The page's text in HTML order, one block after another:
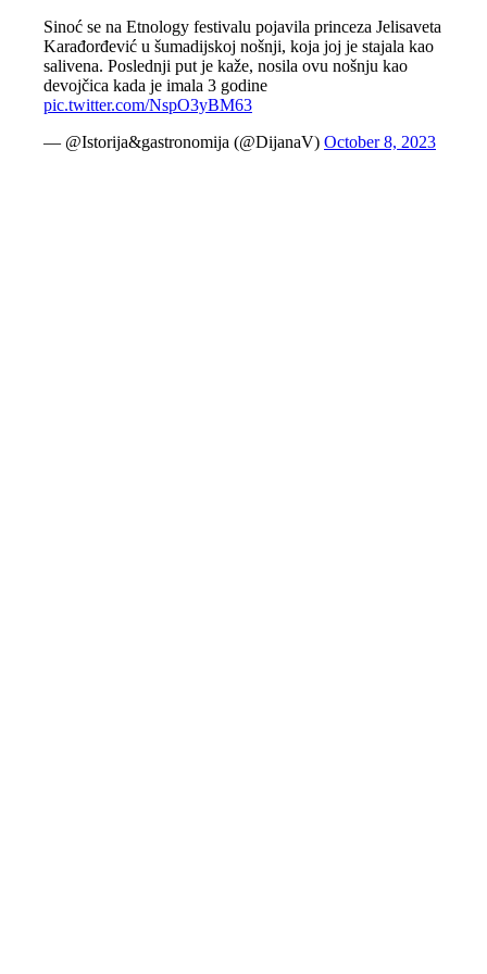
Sinoć se na Etnology festivalu pojavila princeza Jelisaveta
Karađorđević u šumadijskoj nošnji, koja joj je stajala kao
salivena. Poslednji put je kaže, nosila ovu nošnju kao
devojčica kada je imala 3 godine
pic.twitter.com/NspO3yBM63
— @Istorija&gastronomija (@DijanaV) October 8, 2023